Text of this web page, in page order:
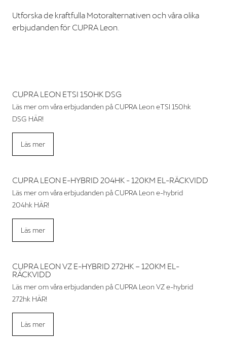
Utforska de kraftfulla Motoralternativen och våra olika
erbjudanden för CUPRA Leon.
CUPRA LEON ETSI 150HK DSG
Läs mer om våra erbjudanden på CUPRA Leon eTSI 150hk
DSG HÄR!
Läs mer
CUPRA LEON E-HYBRID 204HK - 120KM EL-RÄCKVIDD
Läs mer om våra erbjudanden på CUPRA Leon e-hybrid
204hk HÄR!
Läs mer
CUPRA LEON VZ E-HYBRID 272HK – 120KM EL-
RÄCKVIDD
Läs mer om våra erbjudanden på CUPRA Leon VZ e-hybrid
272hk HÄR!
Läs mer